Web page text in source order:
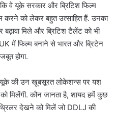
वे यूके सरकार और ब्रिटिश फिल्म
को लेकर बहुत उत्साहित हैं. उनका
मिले और ब्रिटिश टैलेंट को भी
में फिल्म बनाने से भारत और ब्रिटेन
होगा.
यूके की उन खूबसूरत लोकेशन्स पर यश
मिलेंगी. कौन जानता है, शायद हमें कुछ
देखने को मिलें जो DDLJ की